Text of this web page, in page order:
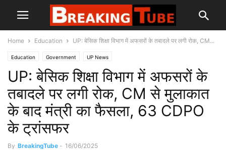
Home Education UP: बेसिक शिक्षा विभाग में अफसरों के तबादले पर लगी रोक, CM...
Education Government UP News
UP: बेसिक शिक्षा विभाग में अफसरों के
तबादले पर लगी रोक, CM से मुलाकात
के बाद मंत्री का फैसला, 63 CDPO
के ट्रांसफर
By BreakingTube - 16/06/2025